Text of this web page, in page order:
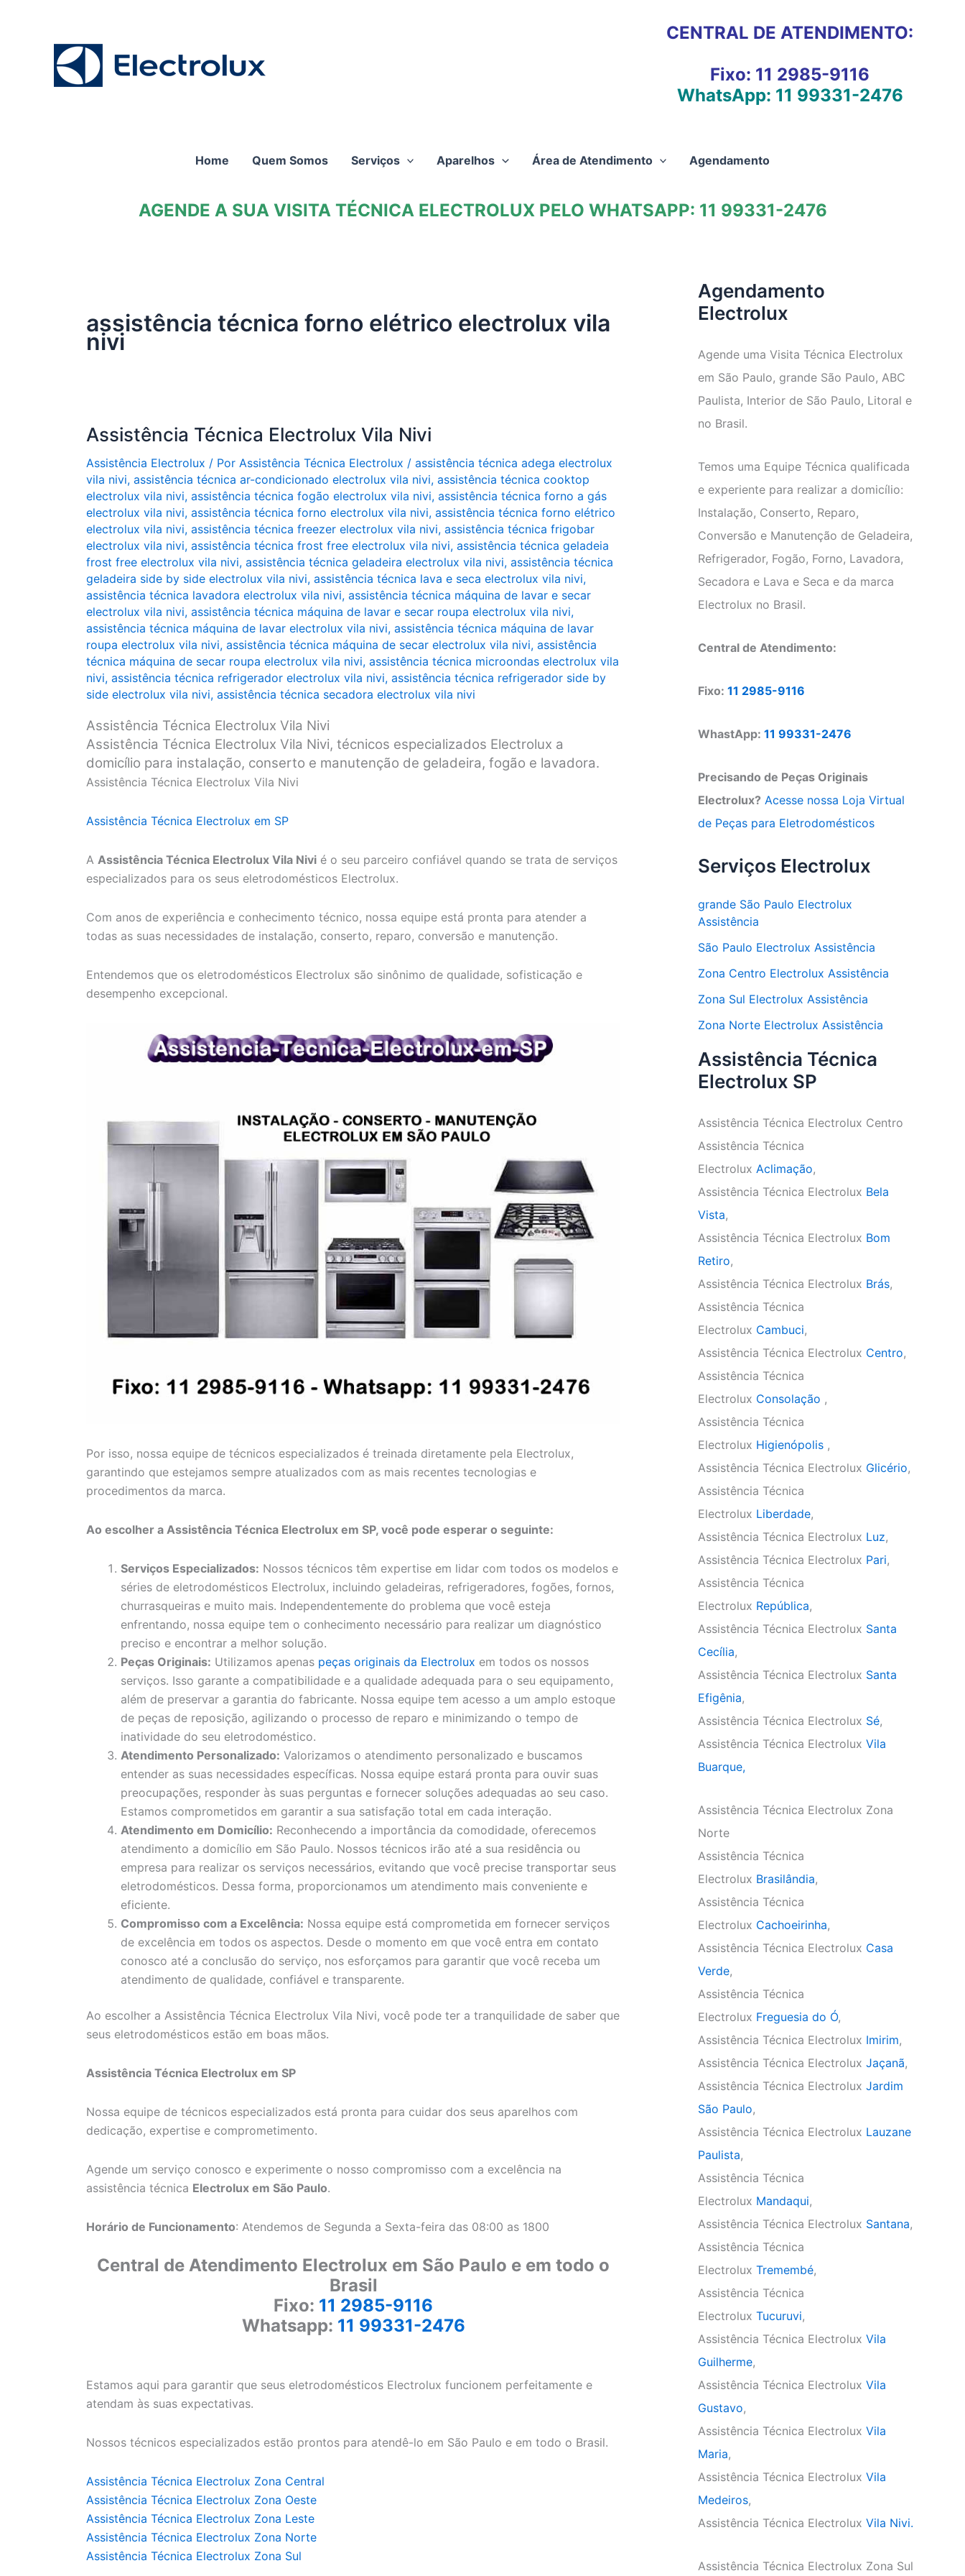
CENTRAL DE ATENDIMENTO:
Fixo: 11 2985-9116
WhatsApp: 11 99331-2476
Home Quem Somos Serviços Aparelhos Área de Atendimento Agendamento
AGENDE A SUA VISITA TÉCNICA ELECTROLUX PELO WHATSAPP: 11 99331-2476
assistência técnica forno elétrico electrolux vila
nivi
Assistência Técnica Electrolux Vila Nivi
Assistência Electrolux / Por Assistência Técnica Electrolux / assistência técnica adega electrolux
vila nivi, assistência técnica ar-condicionado electrolux vila nivi, assistência técnica cooktop
electrolux vila nivi, assistência técnica fogão electrolux vila nivi, assistência técnica forno a gás
electrolux vila nivi, assistência técnica forno electrolux vila nivi, assistência técnica forno elétrico
electrolux vila nivi, assistência técnica freezer electrolux vila nivi, assistência técnica frigobar
electrolux vila nivi, assistência técnica frost free electrolux vila nivi, assistência técnica geladeia
frost free electrolux vila nivi, assistência técnica geladeira electrolux vila nivi, assistência técnica
geladeira side by side electrolux vila nivi, assistência técnica lava e seca electrolux vila nivi,
assistência técnica lavadora electrolux vila nivi, assistência técnica máquina de lavar e secar
electrolux vila nivi, assistência técnica máquina de lavar e secar roupa electrolux vila nivi,
assistência técnica máquina de lavar electrolux vila nivi, assistência técnica máquina de lavar
roupa electrolux vila nivi, assistência técnica máquina de secar electrolux vila nivi, assistência
técnica máquina de secar roupa electrolux vila nivi, assistência técnica microondas electrolux vila
nivi, assistência técnica refrigerador electrolux vila nivi, assistência técnica refrigerador side by
side electrolux vila nivi, assistência técnica secadora electrolux vila nivi
Assistência Técnica Electrolux Vila Nivi
Assistência Técnica Electrolux Vila Nivi, técnicos especializados Electrolux a
domicílio para instalação, conserto e manutenção de geladeira, fogão e lavadora.
Assistência Técnica Electrolux Vila Nivi
Assistência Técnica Electrolux em SP
A Assistência Técnica Electrolux Vila Nivi é o seu parceiro confiável quando se trata de serviços
especializados para os seus eletrodomésticos Electrolux.
Com anos de experiência e conhecimento técnico, nossa equipe está pronta para atender a
todas as suas necessidades de instalação, conserto, reparo, conversão e manutenção.
Entendemos que os eletrodomésticos Electrolux são sinônimo de qualidade, sofisticação e
desempenho excepcional.
Por isso, nossa equipe de técnicos especializados é treinada diretamente pela Electrolux,
garantindo que estejamos sempre atualizados com as mais recentes tecnologias e
procedimentos da marca.
Ao escolher a Assistência Técnica Electrolux em SP, você pode esperar o seguinte:
Serviços Especializados: Nossos técnicos têm expertise em lidar com todos os modelos e
séries de eletrodomésticos Electrolux, incluindo geladeiras, refrigeradores, fogões, fornos,
churrasqueiras e muito mais. Independentemente do problema que você esteja
enfrentando, nossa equipe tem o conhecimento necessário para realizar um diagnóstico
preciso e encontrar a melhor solução.
Peças Originais: Utilizamos apenas peças originais da Electrolux em todos os nossos
serviços. Isso garante a compatibilidade e a qualidade adequada para o seu equipamento,
além de preservar a garantia do fabricante. Nossa equipe tem acesso a um amplo estoque
de peças de reposição, agilizando o processo de reparo e minimizando o tempo de
inatividade do seu eletrodoméstico.
Atendimento Personalizado: Valorizamos o atendimento personalizado e buscamos
entender as suas necessidades específicas. Nossa equipe estará pronta para ouvir suas
preocupações, responder às suas perguntas e fornecer soluções adequadas ao seu caso.
Estamos comprometidos em garantir a sua satisfação total em cada interação.
Atendimento em Domicílio: Reconhecendo a importância da comodidade, oferecemos
atendimento a domicílio em São Paulo. Nossos técnicos irão até a sua residência ou
empresa para realizar os serviços necessários, evitando que você precise transportar seus
eletrodomésticos. Dessa forma, proporcionamos um atendimento mais conveniente e
eficiente.
Compromisso com a Excelência: Nossa equipe está comprometida em fornecer serviços
de excelência em todos os aspectos. Desde o momento em que você entra em contato
conosco até a conclusão do serviço, nos esforçamos para garantir que você receba um
atendimento de qualidade, confiável e transparente.
Ao escolher a Assistência Técnica Electrolux Vila Nivi, você pode ter a tranquilidade de saber que
seus eletrodomésticos estão em boas mãos.
Assistência Técnica Electrolux em SP
Nossa equipe de técnicos especializados está pronta para cuidar dos seus aparelhos com
dedicação, expertise e comprometimento.
Agende um serviço conosco e experimente o nosso compromisso com a excelência na
assistência técnica Electrolux em São Paulo.
Horário de Funcionamento: Atendemos de Segunda a Sexta-feira das 08:00 as 1800
Central de Atendimento Electrolux em São Paulo e em todo o
Brasil
Fixo: 11 2985-9116
Whatsapp: 11 99331-2476
Estamos aqui para garantir que seus eletrodomésticos Electrolux funcionem perfeitamente e
atendam às suas expectativas.
Nossos técnicos especializados estão prontos para atendê-lo em São Paulo e em todo o Brasil.
Assistência Técnica Electrolux Zona Central
Assistência Técnica Electrolux Zona Oeste
Assistência Técnica Electrolux Zona Leste
Assistência Técnica Electrolux Zona Norte
Assistência Técnica Electrolux Zona Sul
Agendamento
Electrolux
Agende uma Visita Técnica Electrolux
em São Paulo, grande São Paulo, ABC
Paulista, Interior de São Paulo, Litoral e
no Brasil.
Temos uma Equipe Técnica qualificada
e experiente para realizar a domicílio:
Instalação, Conserto, Reparo,
Conversão e Manutenção de Geladeira,
Refrigerador, Fogão, Forno, Lavadora,
Secadora e Lava e Seca e da marca
Electrolux no Brasil.
Central de Atendimento:
Fixo: 11 2985-9116
WhastApp: 11 99331-2476
Precisando de Peças Originais
Electrolux? Acesse nossa Loja Virtual
de Peças para Eletrodomésticos
Serviços Electrolux
grande São Paulo Electrolux
Assistência
São Paulo Electrolux Assistência
Zona Centro Electrolux Assistência
Zona Sul Electrolux Assistência
Zona Norte Electrolux Assistência
Assistência Técnica
Electrolux SP
Assistência Técnica Electrolux Centro
Assistência Técnica
Electrolux Aclimação,
Assistência Técnica Electrolux Bela
Vista,
Assistência Técnica Electrolux Bom
Retiro,
Assistência Técnica Electrolux Brás,
Assistência Técnica
Electrolux Cambuci,
Assistência Técnica Electrolux Centro,
Assistência Técnica
Electrolux Consolação ,
Assistência Técnica
Electrolux Higienópolis ,
Assistência Técnica Electrolux Glicério,
Assistência Técnica
Electrolux Liberdade,
Assistência Técnica Electrolux Luz,
Assistência Técnica Electrolux Pari,
Assistência Técnica
Electrolux República,
Assistência Técnica Electrolux Santa
Cecília,
Assistência Técnica Electrolux Santa
Efigênia,
Assistência Técnica Electrolux Sé,
Assistência Técnica Electrolux Vila
Buarque,
Assistência Técnica Electrolux Zona
Norte
Assistência Técnica
Electrolux Brasilândia,
Assistência Técnica
Electrolux Cachoeirinha,
Assistência Técnica Electrolux Casa
Verde,
Assistência Técnica
Electrolux Freguesia do Ó,
Assistência Técnica Electrolux Imirim,
Assistência Técnica Electrolux Jaçanã,
Assistência Técnica Electrolux Jardim
São Paulo,
Assistência Técnica Electrolux Lauzane
Paulista,
Assistência Técnica
Electrolux Mandaqui,
Assistência Técnica Electrolux Santana,
Assistência Técnica
Electrolux Tremembé,
Assistência Técnica
Electrolux Tucuruvi,
Assistência Técnica Electrolux Vila
Guilherme,
Assistência Técnica Electrolux Vila
Gustavo,
Assistência Técnica Electrolux Vila
Maria,
Assistência Técnica Electrolux Vila
Medeiros,
Assistência Técnica Electrolux Vila Nivi.
Assistência Técnica Electrolux Zona Sul